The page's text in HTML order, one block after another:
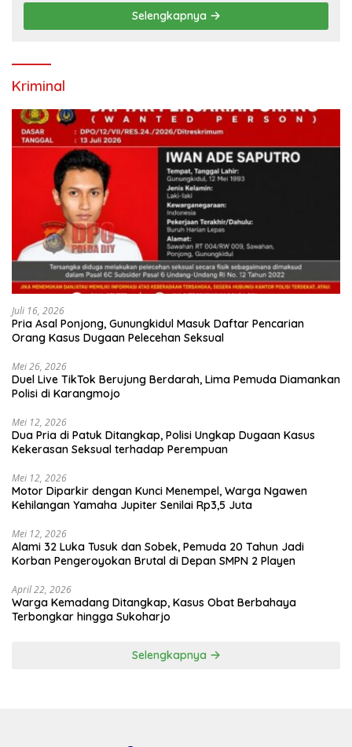
Selengkapnya
Kriminal
Juli 16, 2026
Pria Asal Ponjong, Gunungkidul Masuk Daftar Pencarian
Orang Kasus Dugaan Pelecehan Seksual
Mei 26, 2026
Duel Live TikTok Berujung Berdarah, Lima Pemuda Diamankan
Polisi di Karangmojo
Mei 12, 2026
Dua Pria di Patuk Ditangkap, Polisi Ungkap Dugaan Kasus
Kekerasan Seksual terhadap Perempuan
Mei 12, 2026
Motor Diparkir dengan Kunci Menempel, Warga Ngawen
Kehilangan Yamaha Jupiter Senilai Rp3,5 Juta
Mei 12, 2026
Alami 32 Luka Tusuk dan Sobek, Pemuda 20 Tahun Jadi
Korban Pengeroyokan Brutal di Depan SMPN 2 Playen
April 22, 2026
Warga Kemadang Ditangkap, Kasus Obat Berbahaya
Terbongkar hingga Sukoharjo
Selengkapnya